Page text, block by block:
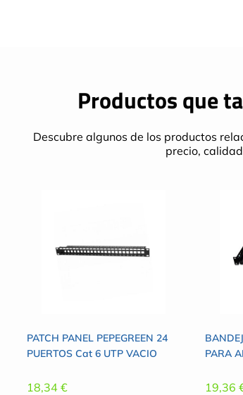
Productos que
Descubre algunos de los productos
precio,
PATCH PANEL PEPEGREEN 24
PUERTOS Cat 6 UTP VACIO
18,34 €
PARA
19,36